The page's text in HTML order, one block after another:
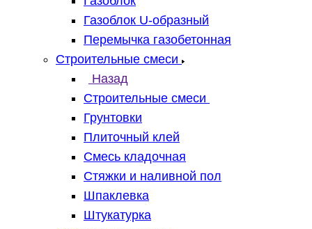
Газоблок U-образный
Перемычка газобетонная
Строительные смеси
Назад
Строительные смеси
Грунтовки
Плиточный клей
Смесь кладочная
Стяжки и наливной пол
Шпаклевка
Штукатурка